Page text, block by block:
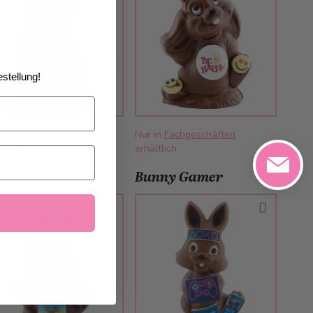
Fachgeschäften
Nur in Fachgeschäften
erhältlich
Kids Bunny Gamer